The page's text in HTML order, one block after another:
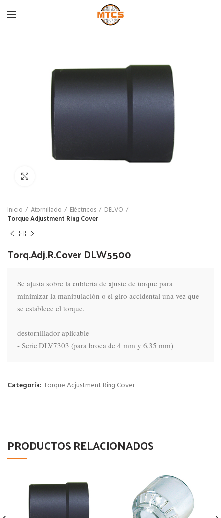
Inicio Atornillado Eléctricos
DELVO
Torque Adjustment Ring Cover
Torq.Adj.R.Cover DLW5500
Se ajusta sobre la cubierta de ajuste de torque para
minimizar la manipulación o el giro accidental una vez que
se establece el torque.
destornillador aplicable
- Serie DLV7303 (para broca de 4 mm y 6,35 mm)
Categoría: Torque Adjustment Ring Cover
PRODUCTOS RELACIONADOS